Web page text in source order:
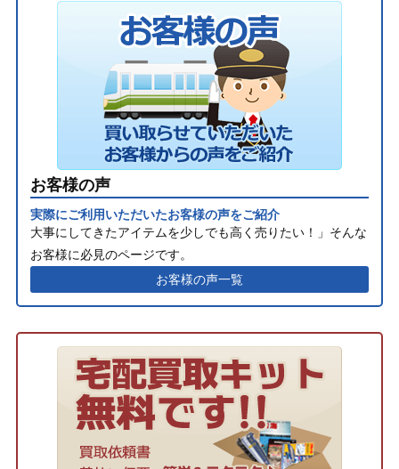
お客様の声
実際にご利用いただいたお客様の声をご紹介
大事にしてきたアイテムを少しでも高く売りたい！」そんな
お客様に必見のページです。
お客様の声一覧